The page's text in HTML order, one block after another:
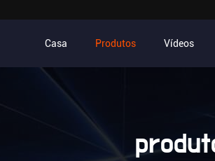
Casa Produtos Vídeos